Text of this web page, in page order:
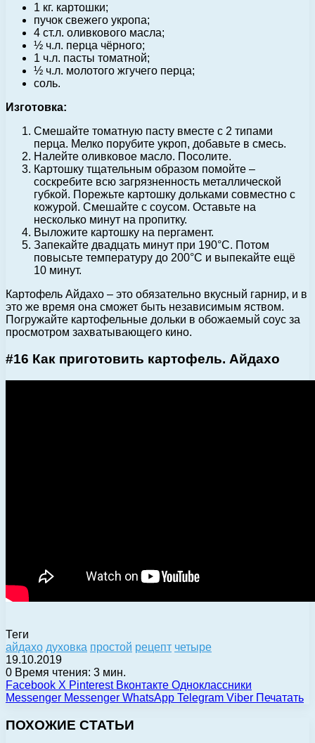
1 кг. картошки;
пучок свежего укропа;
4 ст.л. оливкового масла;
½ ч.л. перца чёрного;
1 ч.л. пасты томатной;
½ ч.л. молотого жгучего перца;
соль.
Изготовка:
Смешайте томатную пасту вместе с 2 типами
перца. Мелко порубите укроп, добавьте в смесь.
Налейте оливковое масло. Посолите.
Картошку тщательным образом помойте –
соскребите всю загрязненность металлической
губкой. Порежьте картошку дольками совместно с
кожурой. Смешайте с соусом. Оставьте на
несколько минут на пропитку.
Выложите картошку на пергамент.
Запекайте двадцать минут при 190°С. Потом
повысьте температуру до 200°С и выпекайте ещё
10 минут.
Картофель Айдахо – это обязательно вкусный гарнир, и в
это же время она сможет быть независимым яством.
Погружайте картофельные дольки в обожаемый соус за
просмотром захватывающего кино.
#16 Как приготовить картофель. Айдахо
Теги
айдахо духовка простой рецепт четыре
19.10.2019
0 Время чтения: 3 мин.
Facebook X Pinterest Вконтакте Одноклассники
Messenger Messenger WhatsApp Telegram Viber Печатать
ПОХОЖИЕ СТАТЬИ